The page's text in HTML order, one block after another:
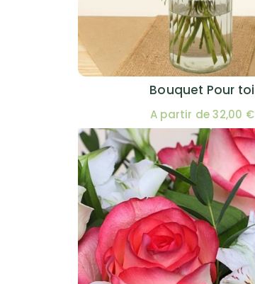
Bouquet Pour toi
A partir de 32,00 €